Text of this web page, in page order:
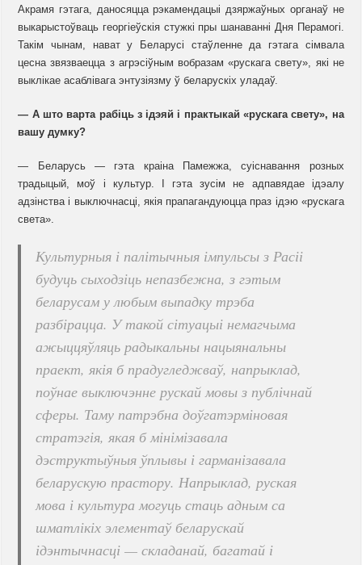
Акрамя гэтага, даносяцца рэкамендацыі дзяржаўных органаў не
выкарыстоўваць георгіеўскія стужкі пры шанаванні Дня Перамогі.
Такім чынам, нават у Беларусі стаўленне да гэтага сімвала
цесна звязваецца з агрэсіўным вобразам «рускага свету», які не
выклікае асаблівага энтузіязму ў беларускіх уладаў.
— А што варта рабіць з ідэяй і практыкай «рускага свету», на
вашу думку?
— Беларусь — гэта краіна Памежжа, суіснавання розных
традыцый, моў і культур. І гэта зусім не адпавядае ідэалу
адзінства і выключнасці, якія прапагандуюцца праз ідэю «рускага
света».
Культурныя і палітычныя імпульсы з Расіі
будуць сыходзіць непазбежна, з гэтым
беларусам у любым выпадку трэба
разбірацца. У такой сітуацыі немагчыма
ажыццяўляць радыкальны нацыянальны
праект, якія б прадугледжваў, напрыклад,
поўнае выключэнне рускай мовы з публічнай
сферы. Таму патрэбна доўгатэрміновая
стратэгія, якая б мінімізавала
дэструктыўныя ўплывы і гарманізавала
беларускую прастору. Напрыклад, руская
мова і культура могуць стаць адным са
шматлікіх элементаў беларускай
ідэнтычнасці — складанай, багатай і